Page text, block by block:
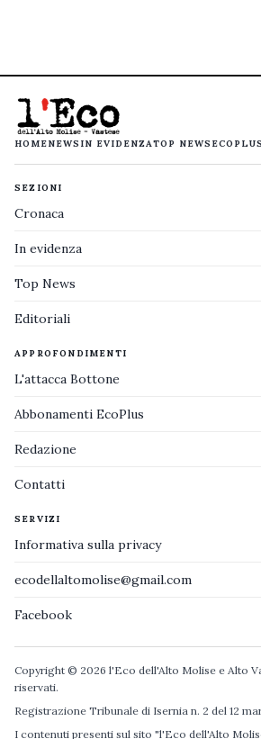
HOMENEWS IN EVIDENZATOP NEWS ECOPLUS
SEZIONI
Cronaca
In evidenza
Top News
Editoriali
APPROFONDIMENTI
L'attacca Bottone
Abbonamenti EcoPlus
Redazione
Contatti
SERVIZI
Informativa sulla privacy
ecodellaltomolise@gmail.com
Facebook
Copyright © 2026 l'Eco dell'Alto Molise e Alto
riservati.
Registrazione Tribunale di Isernia n. 2 del 12
I contenuti presenti sul sito "l'Eco dell'Alto